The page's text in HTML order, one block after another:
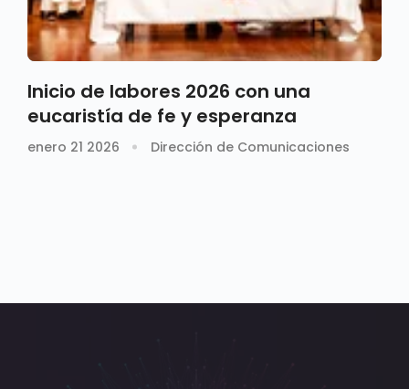
Inicio de labores 2026 con una
eucaristía de fe y esperanza
enero 21 2026 Dirección de Comunicaciones